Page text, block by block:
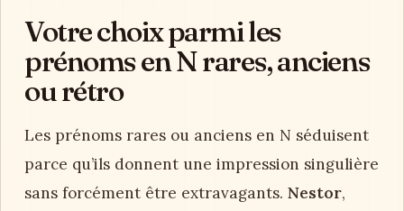
Votre choix parmi les
prénoms en N rares, anciens
ou rétro
Les prénoms rares ou anciens en N séduisent
parce qu’ils donnent une impression singulière
sans forcément être extravagants. Nestor,